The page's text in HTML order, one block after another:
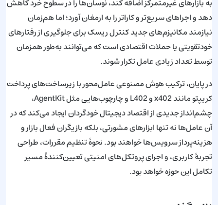
دهد و اجراهای سریع‌تر و کاراتر را به ارمغان آورد؛ اما هم‌زمان
نیازمند مکانیزم‌های جدید کنترل ریسک برای جلوگیری از رفتارهای
خودتقویتی یا حملات اقتصادی است که می‌توانند به‌طور همزمان
توسط تعداد زیادی عامل تکرار شوند.
در پایان، ترکیب هوش مصنوعی عامل‌محور با زیرساخت‌های پرداخت
کریپتو مانند x402 و L402 و چارچوب‌هایی مثل AgentKit،
چشم‌انداز جدیدی از اقتصاد دیجیتال خودگردان ایجاد می‌کند که در
آن عامل‌ها نه تنها ابزارهای مشورتی، بلکه بازیگران فعال بازار و
هزینه‌پرداز سرویس‌ها خواهند بود. نحوهٔ تنظیم مقررات، طراحی
تجربهٔ کاربری، و اجرای پروتکل‌های امنیتی تعیین‌کنندهٔ مسیر
تکامل این حوزه خواهد بود.